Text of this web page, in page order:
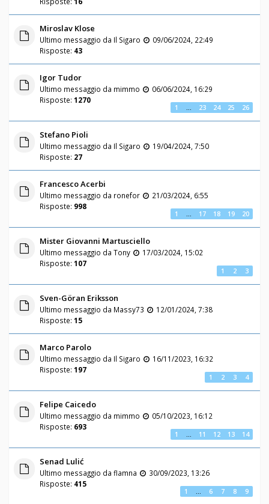
Miroslav Klose
Ultimo messaggio da Il Sigaro
09/06/2024, 22:49
Risposte: 43
Igor Tudor
Ultimo messaggio da mimmo
06/06/2024, 16:29
Risposte: 1270
1 … 23 24 25 26
Stefano Pioli
Ultimo messaggio da Il Sigaro
19/04/2024, 7:50
Risposte: 27
Francesco Acerbi
Ultimo messaggio da ronefor
21/03/2024, 6:55
Risposte: 998
1 … 17 18 19 20
Mister Giovanni Martusciello
Ultimo messaggio da Tony
17/03/2024, 15:02
Risposte: 107
1 2 3
Sven-Göran Eriksson
Ultimo messaggio da Massy73
12/01/2024, 7:38
Risposte: 15
Marco Parolo
Ultimo messaggio da Il Sigaro
16/11/2023, 16:32
Risposte: 197
1 2 3 4
Felipe Caicedo
Ultimo messaggio da mimmo
05/10/2023, 16:12
Risposte: 693
1 … 11 12 13 14
Senad Lulić
Ultimo messaggio da flamna
30/09/2023, 13:26
Risposte: 415
1 … 6 7 8 9